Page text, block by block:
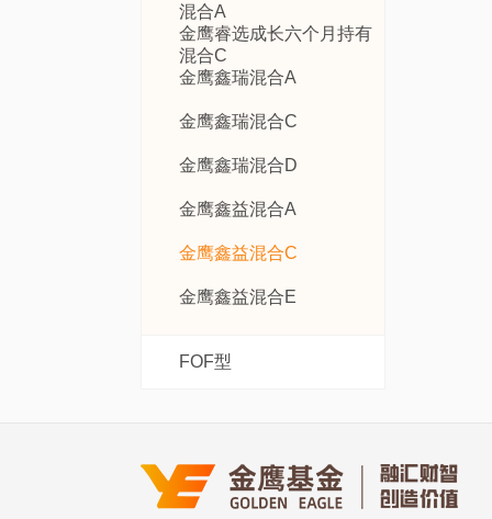
混合A
金鹰睿选成长六个月持有
混合C
金鹰鑫瑞混合A
金鹰鑫瑞混合C
金鹰鑫瑞混合D
金鹰鑫益混合A
金鹰鑫益混合C
金鹰鑫益混合E
FOF型